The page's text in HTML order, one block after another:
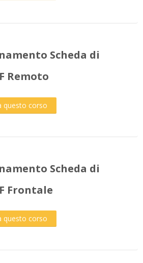
Scheda di
Remoto
questo corso
Scheda di
Frontale
questo corso